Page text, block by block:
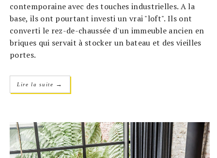
contemporaine avec des touches industrielles. A la
base, ils ont pourtant investi un vrai "loft". Ils ont
converti le rez-de-chaussée d'un immeuble ancien en
briques qui servait à stocker un bateau et des vieilles
portes.
Lire la suite →